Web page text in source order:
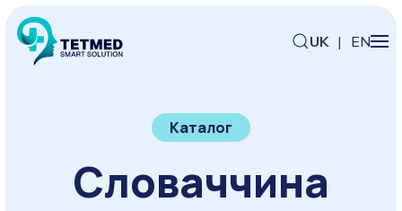
UK | EN
Каталог
Словаччина